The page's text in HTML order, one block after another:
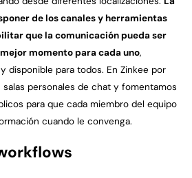
de los canales y herramientas
que la comunicación pueda ser
momento para cada uno,
disponible para todos. En Zinkee por
salas personales de chat y fomentamos
para que cada miembro del equipo
cuando le convenga.